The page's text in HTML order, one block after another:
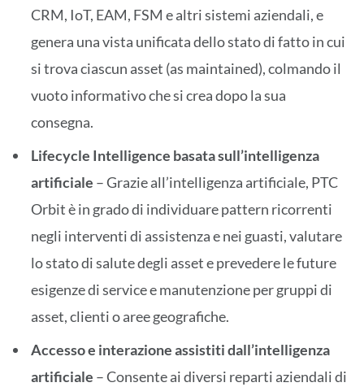
CRM, IoT, EAM, FSM e altri sistemi aziendali, e
genera una vista unificata dello stato di fatto in cui
si trova ciascun asset (as maintained), colmando il
vuoto informativo che si crea dopo la sua
consegna.
Lifecycle Intelligence basata sull’intelligenza
artificiale – Grazie all’intelligenza artificiale, PTC
Orbit è in grado di individuare pattern ricorrenti
negli interventi di assistenza e nei guasti, valutare
lo stato di salute degli asset e prevedere le future
esigenze di service e manutenzione per gruppi di
asset, clienti o aree geografiche.
Accesso e interazione assistiti dall’intelligenza
artificiale – Consente ai diversi reparti aziendali di